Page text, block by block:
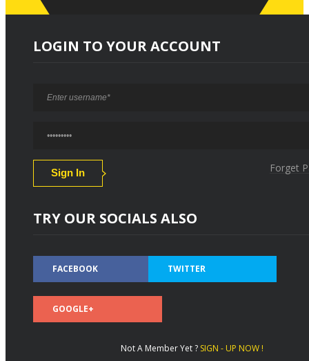
LOGIN TO YOUR ACCOUNT
Forget
TRY OUR SOCIALS ALSO
FACEBOOK TWITTER
GOOGLE+
Not A Member Yet ? SIGN - UP NOW !